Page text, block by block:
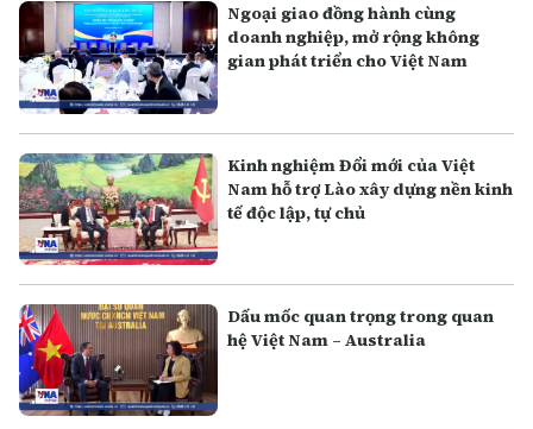
Ngoại giao đồng hành cùng
doanh nghiệp, mở rộng không
gian phát triển cho Việt Nam
Kinh nghiệm Đổi mới của Việt
Nam hỗ trợ Lào xây dựng nền kinh
tế độc lập, tự chủ
Dấu mốc quan trọng trong quan
hệ Việt Nam – Australia